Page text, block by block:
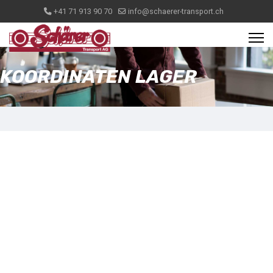
+41 71 913 90 70 info@schaerer-transport.ch
KOORDINATEN LAGER